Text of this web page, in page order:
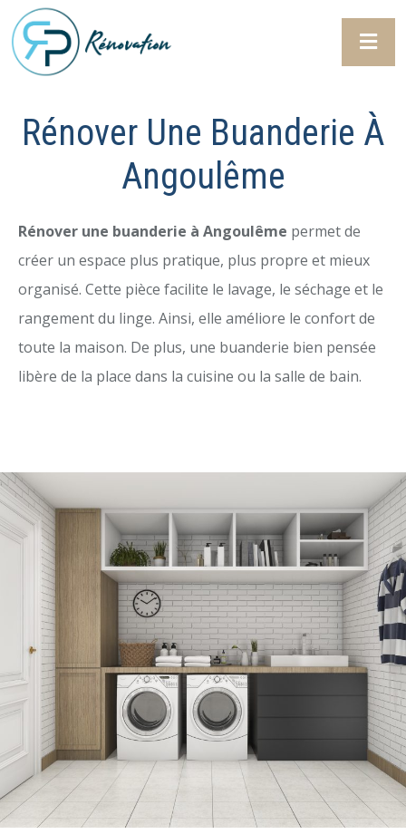
Rénover Une Buanderie À
Angoulême
Rénover une buanderie à Angoulême permet de
créer un espace plus pratique, plus propre et mieux
organisé. Cette pièce facilite le lavage, le séchage et le
rangement du linge. Ainsi, elle améliore le confort de
toute la maison. De plus, une buanderie bien pensée
libère de la place dans la cuisine ou la salle de bain.